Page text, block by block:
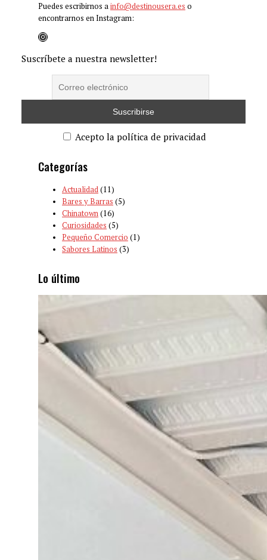
Puedes escribirnos ainfo@destinousera.es o
encontrarnos en Instagram:
Instagram
Suscríbete a nuestra newsletter!
Acepto la política de privacidad
Categorías
Actualidad(11)
Bares y Barras (5)
Chinatown(16)
Curiosidades (5)
Pequeño Comercio (1)
Sabores Latinos (3)
Lo último